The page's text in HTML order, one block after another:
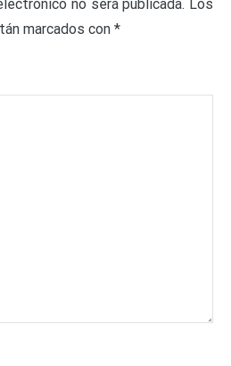
no será publicada. Los
marcados con *